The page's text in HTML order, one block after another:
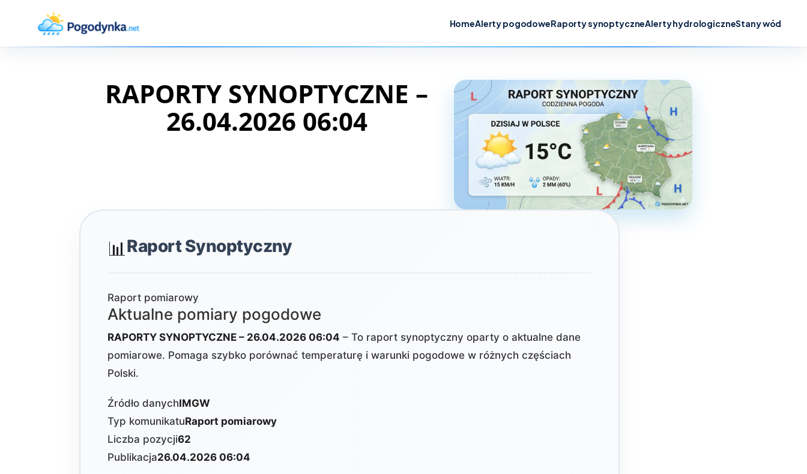
HomeAlerty pogodoweRaporty synoptyczneAlerty hydrologiczneStany wód
RAPORTY SYNOPTYCZNE –
26.04.2026 06:04
📊Raport Synoptyczny
Raport pomiarowy
Aktualne pomiary pogodowe
RAPORTY SYNOPTYCZNE – 26.04.2026 06:04 – To raport synoptyczny oparty o aktualne dane
pomiarowe. Pomaga szybko porównać temperaturę i warunki pogodowe w różnych częściach
Polski.
Źródło danychIMGW
Typ komunikatuRaport pomiarowy
Liczba pozycji62
Publikacja26.04.2026 06:04